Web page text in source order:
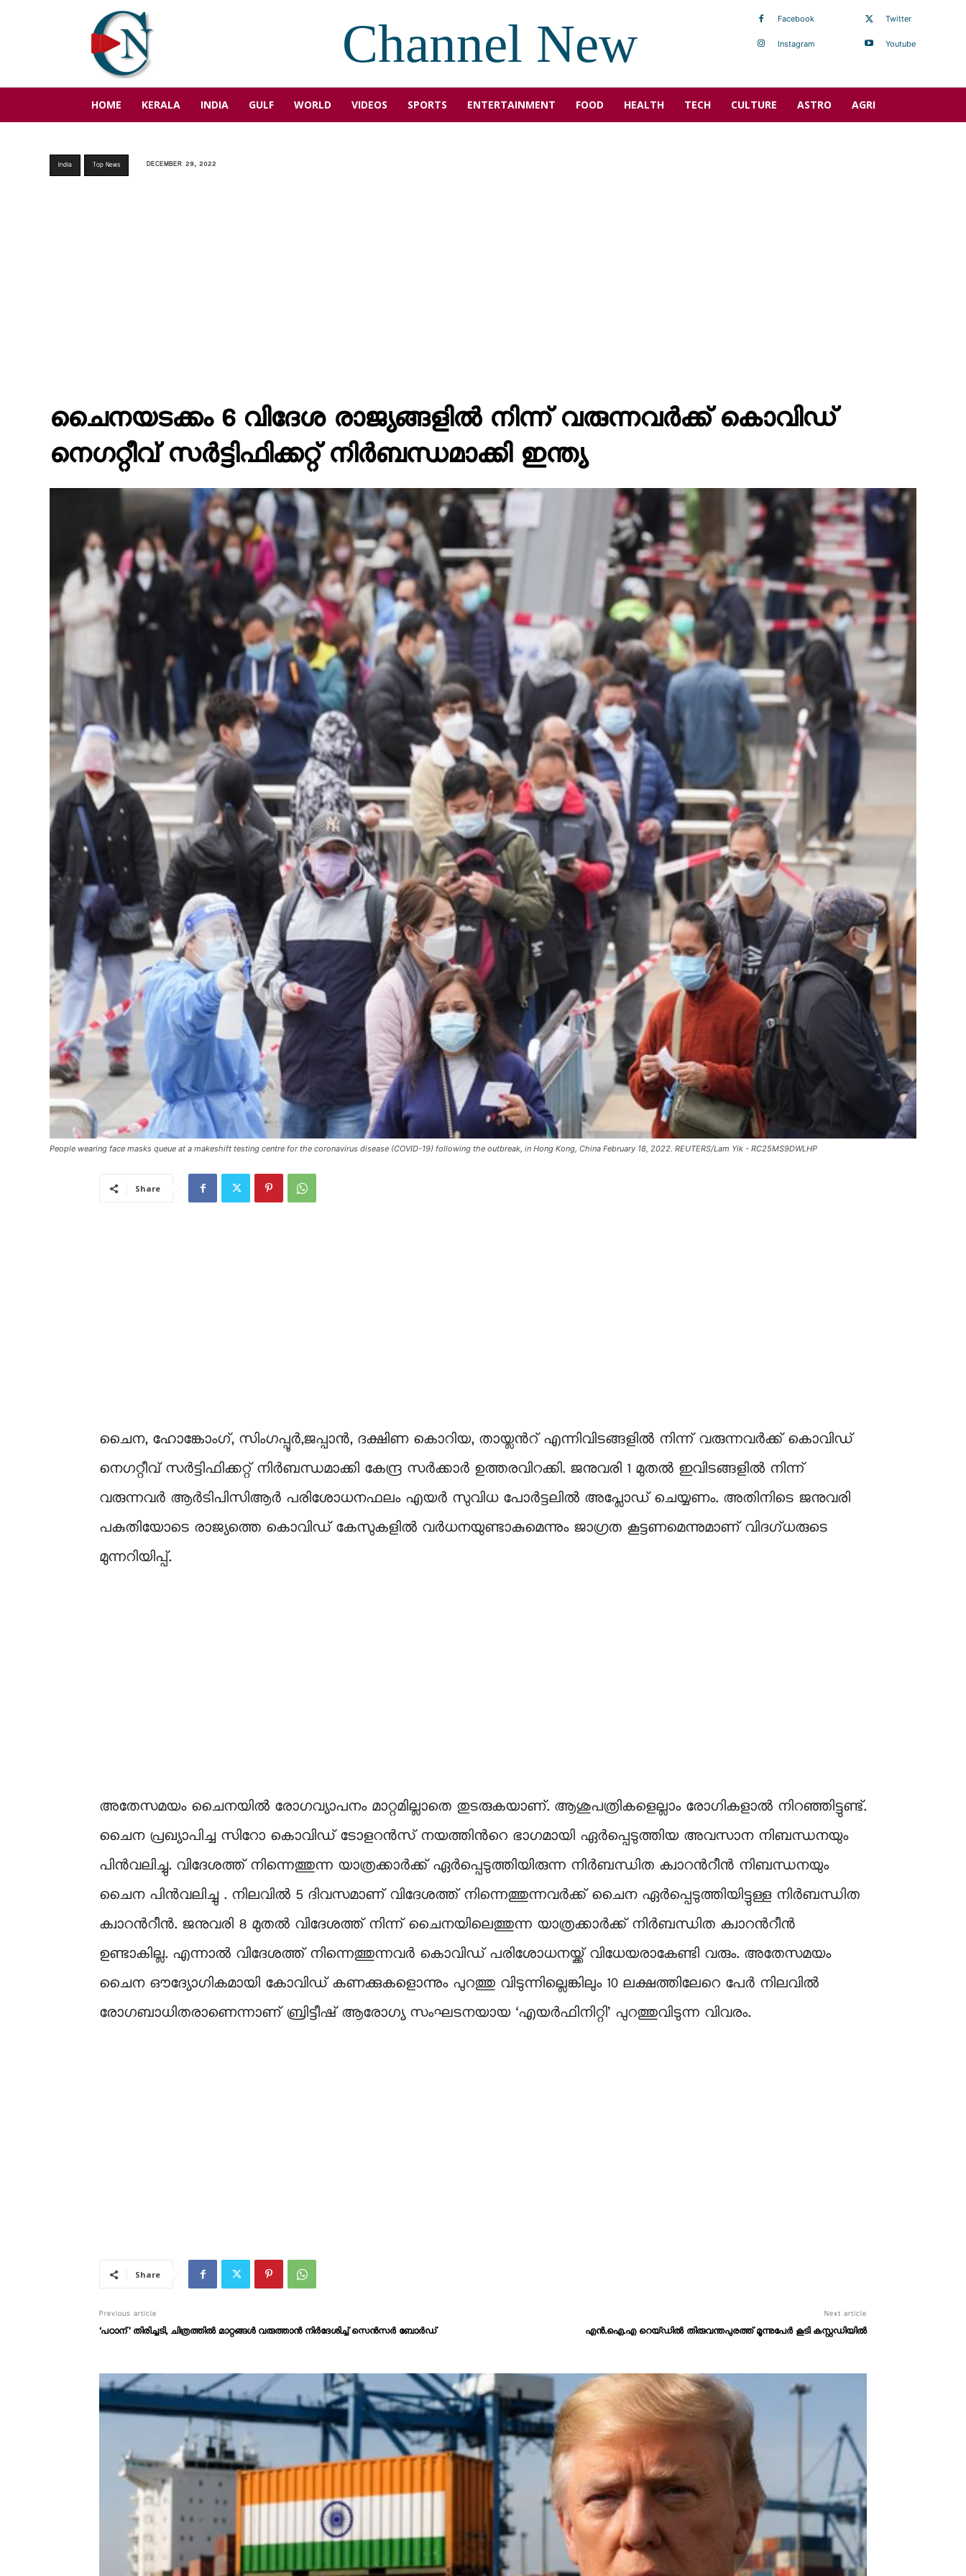
Channel New Facebook
Instagram
Twitter
Youtube
HOME KERALA INDIA GULF WORLD VIDEOS SPORTS ENTERTAINMENT FOOD HEALTH TECH CULTURE ASTRO AGRI
India Top News DECEMBER 29, 2022
ചൈനയടക്കം 6 വിദേശ രാജ്യങ്ങളില്‍ നിന്ന് വരുന്നവര്‍ക്ക് കൊവിഡ്
നെഗറ്റീവ് സര്‍ട്ടിഫിക്കറ്റ് നിര്‍ബന്ധമാക്കി ഇന്ത്യ
People wearing face masks queue at a makeshift testing centre for the coronavirus disease (COVID-19) following the outbreak, in Hong Kong, China February 18, 2022. REUTERS/Lam Yik - RC25MS9DWLHP
Share
ചൈന, ഹോങ്കോംഗ്, സിംഗപ്പൂര്‍,ജപ്പാന്‍, ദക്ഷിണ കൊറിയ, തായ്ലന്‍റ് എന്നിവിടങ്ങളില്‍ നിന്ന് വരുന്നവര്‍ക്ക് കൊവിഡ്
നെഗറ്റീവ് സര്‍ട്ടിഫിക്കറ്റ് നിര്‍ബന്ധമാക്കി കേന്ദ്ര സര്‍ക്കാര്‍ ഉത്തരവിറക്കി. ജനുവരി 1 മുതല്‍ ഇവിടങ്ങളിൽ നിന്ന്
വരുന്നവർ ആര്‍ടിപിസിആര്‍ പരിശോധനഫലം എയര്‍ സുവിധ പോര്‍ട്ടലില്‍ അപ്ലോഡ് ചെയ്യണം. അതിനിടെ ജനുവരി
പകുതിയോടെ രാജ്യത്തെ കൊവിഡ് കേസുകളിൽ വർധനയുണ്ടാകുമെന്നും ജാഗ്രത കൂട്ടണമെന്നുമാണ് വിദഗ്ധരുടെ
മുന്നറിയിപ്പ്.
അതേസമയം ചൈനയിൽ രോഗവ്യാപനം മാറ്റമില്ലാതെ തുടരുകയാണ്. ആശുപത്രികളെല്ലാം രോഗികളാൽ നിറഞ്ഞിട്ടുണ്ട്.
ചൈന പ്രഖ്യാപിച്ച സിറോ കൊവിഡ് ടോളറൻസ് നയത്തിന്‍റെ ഭാഗമായി ഏർപ്പെടുത്തിയ അവസാന നിബന്ധനയും
പിൻവലിച്ചു. വിദേശത്ത് നിന്നെത്തുന്ന യാത്രക്കാർക്ക് ഏർപ്പെടുത്തിയിരുന്ന നിർബന്ധിത ക്വാറന്‍റീന്‍ നിബന്ധനയും
ചൈന പിൻവലിച്ചു . നിലവിൽ 5 ദിവസമാണ് വിദേശത്ത് നിന്നെത്തുന്നവർക്ക് ചൈന ഏർപ്പെടുത്തിയിട്ടുള്ള നിർബന്ധിത
ക്വാറന്‍റീന്‍. ജനുവരി 8 മുതൽ വിദേശത്ത് നിന്ന് ചൈനയിലെത്തുന്ന യാത്രക്കാർക്ക് നിർബന്ധിത ക്വാറന്‍റീന്‍
ഉണ്ടാകില്ല. എന്നാൽ വിദേശത്ത് നിന്നെത്തുന്നവർ കൊവിഡ് പരിശോധനയ്ക്ക് വിധേയരാകേണ്ടി വരും. അതേസമയം
ചൈന ഔദ്യോഗികമായി കോവിഡ് കണക്കുകളൊന്നും പുറത്തു വിടുന്നില്ലെങ്കിലും 10 ലക്ഷത്തിലേറെ പേർ നിലവിൽ
രോഗബാധിതരാണെന്നാണ് ബ്രിട്ടീഷ് ആരോഗ്യ സംഘടനയായ ‘എയർഫിനിറ്റി’ പുറത്തുവിടുന്ന വിവരം.
Share
Previous article
‘പഠാന്’ തിരിച്ചടി, ചിത്രത്തില്‍ മാറ്റങ്ങള്‍ വരുത്താന്‍ നിര്‍ദേശിച്ച് സെന്‍സര്‍ ബോര്‍ഡ്
Next article
എൻ.ഐ.എ റെയ്ഡിൽ തിരുവന്തപുരത്ത് മൂന്നുപേർ കൂടി കസ്റ്റഡിയിൽ